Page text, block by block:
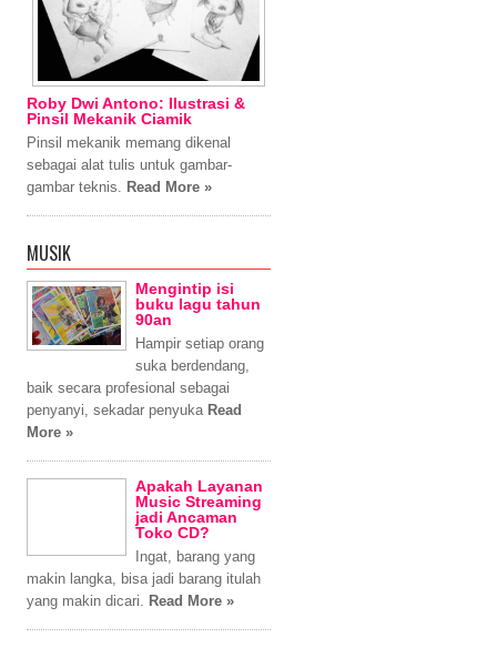
Roby Dwi Antono: Ilustrasi &
Pinsil Mekanik Ciamik
Pinsil mekanik memang dikenal
sebagai alat tulis untuk gambar-
gambar teknis.
Read More »
MUSIK
Mengintip isi
buku lagu tahun
90an
Hampir setiap orang
suka berdendang,
baik secara profesional sebagai
penyanyi, sekadar penyuka Read
More »
Apakah Layanan
Music Streaming
jadi Ancaman
Toko CD?
Ingat, barang yang
makin langka, bisa jadi barang itulah
yang makin dicari.
Read More »